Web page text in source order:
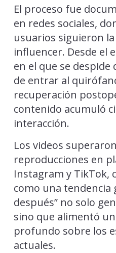
El proceso fue
en redes sociales,
usuarios siguieron
influencer. Desde el
en el que se despide
de entrar al
recuperación
contenido acumuló
interacción.
Los videos
reproducciones en
Instagram y TikTok,
como una tendencia
después” no solo
sino que alimentó
profundo sobre los
actuales.